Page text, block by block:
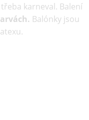
karneval. Balení
Balónky jsou